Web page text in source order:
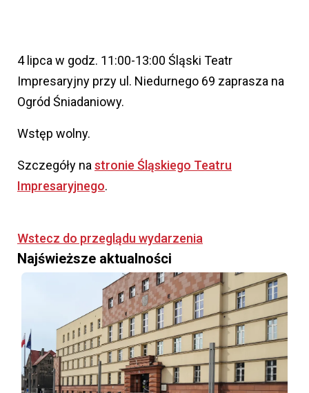
4 lipca w godz. 11:00-13:00 Śląski Teatr
Impresaryjny przy ul. Niedurnego 69 zaprasza na
Ogród Śniadaniowy.
Wstęp wolny.
Szczegóły na stronie Śląskiego Teatru
Impresaryjnego.
Wstecz do przeglądu wydarzenia
Najświeższe aktualności